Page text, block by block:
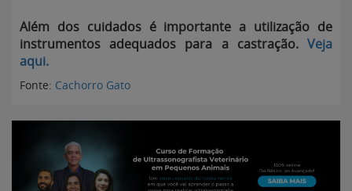
Além dos cuidados é importante a utilização de
instrumentos adequados para a castração.Veja
aqui.
Fonte: Cachorro Gato